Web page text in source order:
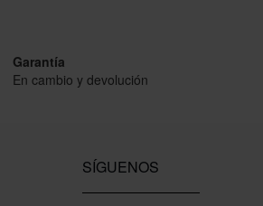
Garantía
En cambio y devolución
SÍGUENOS